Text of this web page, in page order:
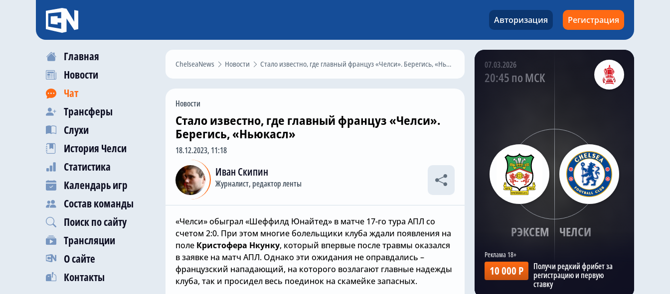
Авторизация Регистрация
Главная
Новости
Чат
Трансферы
Слухи
История Челси
Статистика
Календарь игр
Состав команды
Поиск по сайту
Трансляции
О сайте
Контакты
ChelseaNews Новости Стало известно, где главный француз «Челси». Берегись, «Ньюкасл»
Новости
Стало известно, где главный француз «Челси».
Берегись, «Ньюкасл»
18.12.2023, 11:18
Иван Скипин
Журналист, редактор ленты
«Челси» обыграл «Шеффилд Юнайтед» в матче 17-го тура АПЛ со
счетом 2:0. При этом многие болельщики клуба ждали появления на
поле Кристофера Нкунку, который впервые после травмы оказался
в заявке на матч АПЛ. Однако эти ожидания не оправдались –
французский нападающий, на которого возлагают главные надежды
клуба, так и просидел весь поединок на скамейке запасных.
07.03.2026
20:45 по МСК
РЭКСЕМ ЧЕЛСИ
10 000 Р
Получи редкий фрибет за
регистрацию и первую
ставку
зарекомендовал себя
как ключевой игрок в
обороне клуба. Лукуми
также стал постоянным
игроком сборной
международном
уровне, укрепив свою
Kazak 4 часа назад
Сообщается, что сумма
трансфера составит
около 25 миллионов
евро, что делает
колумбийца
привлекательным
вариантом на рынке,
где опытные
центральные
защитники часто стоят
По имеющимся
данным, его сочетание
скорости, умения
играть головой и